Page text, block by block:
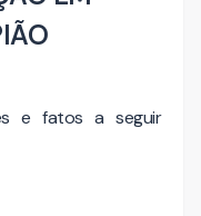
e fatos a seguir